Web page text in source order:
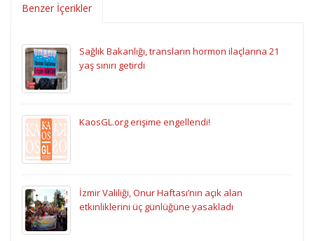
Benzer İçerikler
Sağlık Bakanlığı, transların hormon ilaçlarına 21
yaş sınırı getirdi
KaosGL.org erişime engellendi!
İzmir Valiliği, Onur Haftası’nın açık alan
etkinliklerini üç günlüğüne yasakladı